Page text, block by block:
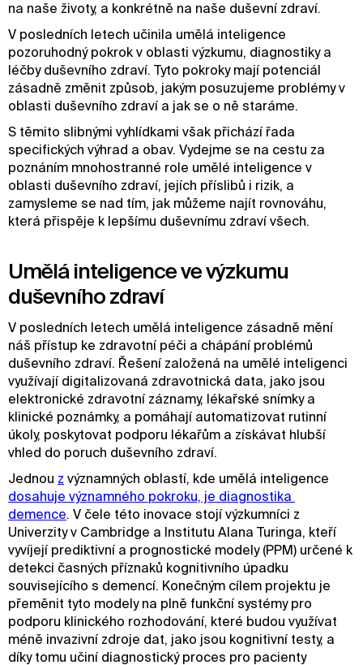
na naše životy, a konkrétně na naše duševní zdraví.
V posledních letech učinila umělá inteligence
pozoruhodný pokrok v oblasti výzkumu, diagnostiky a
léčby duševního zdraví. Tyto pokroky mají potenciál
zásadně změnit způsob, jakým posuzujeme problémy v
oblasti duševního zdraví a jak se o ně staráme.
S těmito slibnými vyhlídkami však přichází řada
specifických výhrad a obav. Vydejme se na cestu za
poznáním mnohostranné role umělé inteligence v
oblasti duševního zdraví, jejích příslibů i rizik, a
zamysleme se nad tím, jak můžeme najít rovnováhu,
která přispěje k lepšímu duševnímu zdraví všech.
Umělá inteligence ve výzkumu
duševního zdraví
V posledních letech umělá inteligence zásadně mění
náš přístup ke zdravotní péči a chápání problémů
duševního zdraví. Řešení založená na umělé inteligenci
využívají digitalizovaná zdravotnická data, jako jsou
elektronické zdravotní záznamy, lékařské snímky a
klinické poznámky, a pomáhají automatizovat rutinní
úkoly, poskytovat podporu lékařům a získávat hlubší
vhled do poruch duševního zdraví.
Jednou z významných oblastí, kde umělá inteligence
dosahuje významného pokroku, je diagnostika
demence. V čele této inovace stojí výzkumníci z
Univerzity v Cambridge a Institutu Alana Turinga, kteří
vyvíjejí prediktivní a prognostické modely (PPM) určené k
detekci časných příznaků kognitivního úpadku
souvisejícího s demencí. Konečným cílem projektu je
přeměnit tyto modely na plně funkční systémy pro
podporu klinického rozhodování, které budou využívat
méně invazivní zdroje dat, jako jsou kognitivní testy, a
díky tomu učiní diagnostický proces pro pacienty